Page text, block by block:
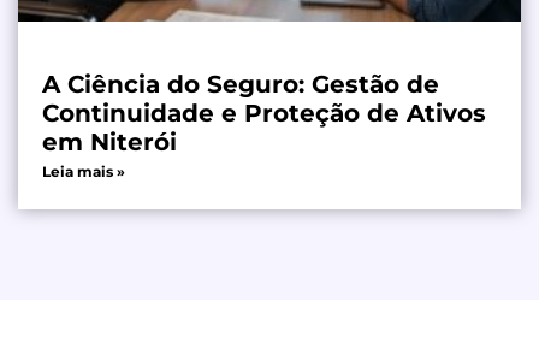
A Ciência do Seguro: Gestão de
Continuidade e Proteção de Ativos
em Niterói
Leia mais »